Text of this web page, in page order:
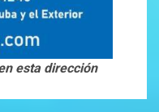
esta dirección